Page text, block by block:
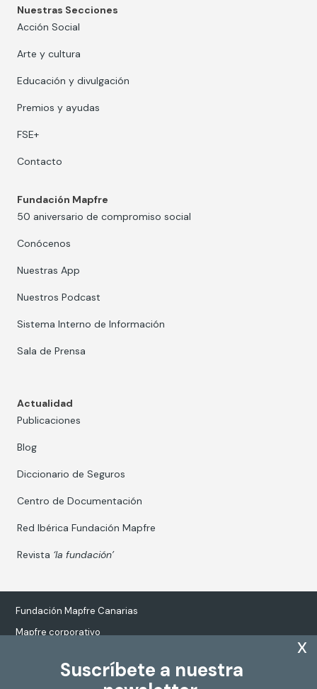
Suscríbete a nuestra
x
Nuestras Secciones
Acción Social
Arte y cultura
Educación y divulgación
Premios y ayudas
FSE+
Contacto
Fundación Mapfre
50 aniversario de compromiso social
Conócenos
Nuestras App
Nuestros Podcast
Sistema Interno de Información
Sala de Prensa
Actualidad
Publicaciones
Blog
Diccionario de Seguros
Centro de Documentación
Red Ibérica Fundación Mapfre
Revista ‘la fundación’
Fundación Mapfre Canarias
Mapfre corporativo